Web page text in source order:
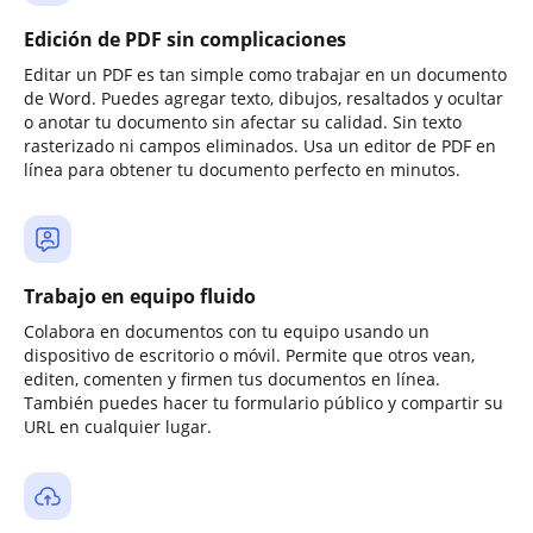
Edición de PDF sin complicaciones
Editar un PDF es tan simple como trabajar en un documento
de Word. Puedes agregar texto, dibujos, resaltados y ocultar
o anotar tu documento sin afectar su calidad. Sin texto
rasterizado ni campos eliminados. Usa un editor de PDF en
línea para obtener tu documento perfecto en minutos.
Trabajo en equipo fluido
Colabora en documentos con tu equipo usando un
dispositivo de escritorio o móvil. Permite que otros vean,
editen, comenten y firmen tus documentos en línea.
También puedes hacer tu formulario público y compartir su
URL en cualquier lugar.